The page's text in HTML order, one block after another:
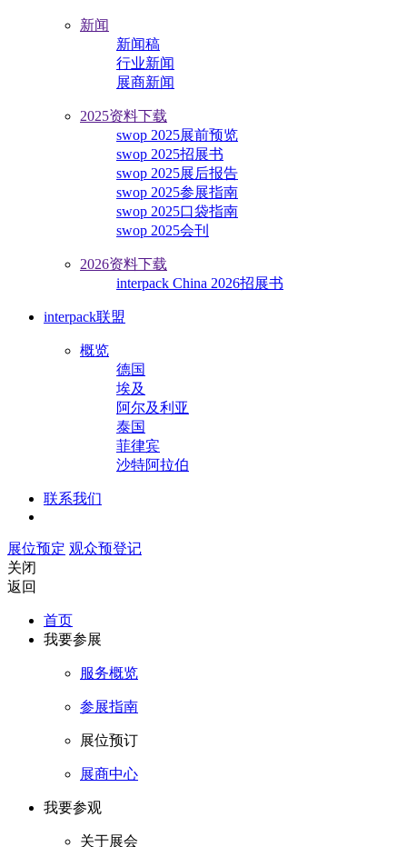
新闻
新闻稿
行业新闻
展商新闻
2025资料下载
swop 2025展前预览
swop 2025招展书
swop 2025展后报告
swop 2025参展指南
swop 2025口袋指南
swop 2025会刊
2026资料下载
interpack China 2026招展书
interpack联盟
概览
德国
埃及
阿尔及利亚
泰国
菲律宾
沙特阿拉伯
联系我们
展位预定 观众预登记
关闭
返回
首页
我要参展
服务概览
参展指南
展位预订
展商中心
我要参观
关于展会